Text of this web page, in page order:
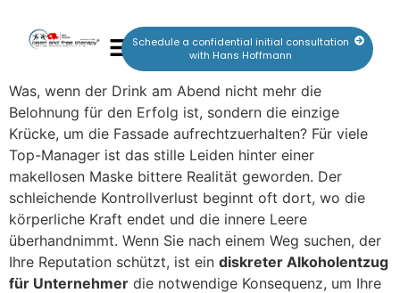
Schedule a confidential initial consultation
with Hans Hoffmann
Was, wenn der Drink am Abend nicht mehr die
Belohnung für den Erfolg ist, sondern die einzige
Krücke, um die Fassade aufrechtzuerhalten? Für viele
Top-Manager ist das stille Leiden hinter einer
makellosen Maske bittere Realität geworden. Der
schleichende Kontrollverlust beginnt oft dort, wo die
körperliche Kraft endet und die innere Leere
überhandnimmt. Wenn Sie nach einem Weg suchen, der
Ihre Reputation schützt, ist ein diskreter Alkoholentzug
für Unternehmer die notwendige Konsequenz, um Ihre